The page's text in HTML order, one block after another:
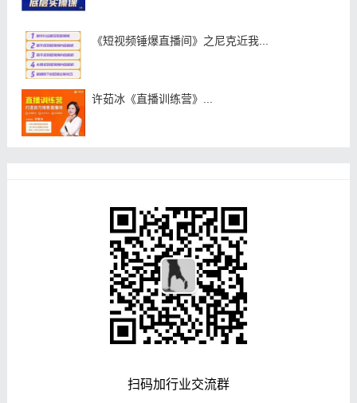
《短视频锤爆直播间》之尼克近我...
许茹冰《直播训练营》...
扫码加行业交流群